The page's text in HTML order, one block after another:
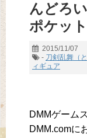
んどろ
ポケット
2015/11/07
- 刀剣乱舞（
ィギュア
DMMゲーム
DMM.comに